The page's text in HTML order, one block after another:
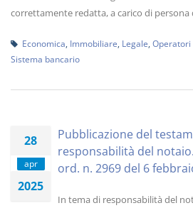
correttamente redatta, a carico di
Economica Immobiliare Legale Operatori
Sistema bancario
28
apr
2025
Pubblicazione del
responsabilità del notaio.
ord. n. 2969 del 6
In tema di responsabilità del